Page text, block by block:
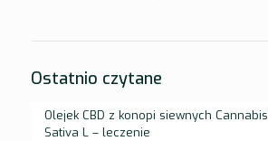
Ostatnio czytane
Olejek CBD z konopi siewnych Cannabis
Sativa L – leczenie